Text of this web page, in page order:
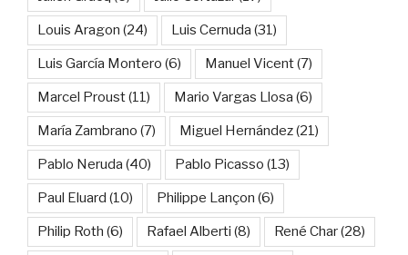
Louis Aragon (24) Luis Cernuda (31)
Luis García Montero (6) Manuel Vicent(7)
Marcel Proust(11) Mario Vargas Llosa (6)
María Zambrano (7) Miguel Hernández(21)
Pablo Neruda (40) Pablo Picasso (13)
Paul Eluard (10) Philippe Lançon (6)
Philip Roth (6) Rafael Alberti (8) René Char(28)